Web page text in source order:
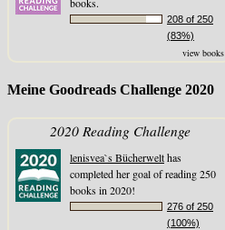
208 of 250
(83%)
view books
Meine Goodreads Challenge 2020
2020 Reading Challenge
lenisvea`s Bücherwelthas
completed her goal of reading 250
books in 2020!
276 of 250
(100%)